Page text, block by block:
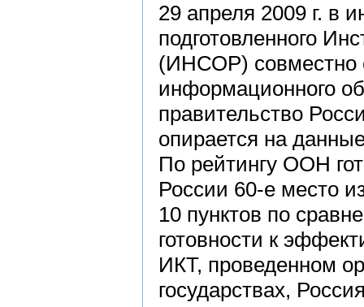
29 апреля 2009 г. в
подготовленного
(ИНСОР) совместно
информационного
правительство
опирается на
По рейтингу ООН
России 60-е место
10 пунктов по
готовности к
ИКТ, проведенном
государствах,